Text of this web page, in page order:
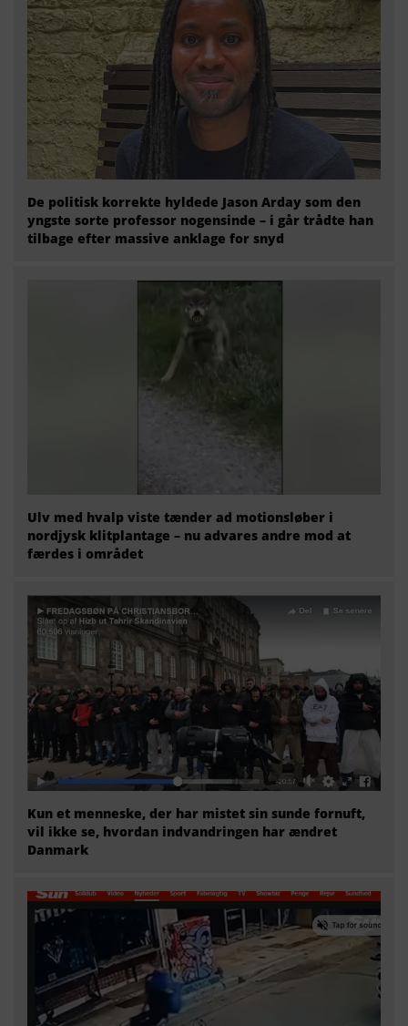
De politisk korrekte hyldede Jason Arday som den
yngste sorte professor nogensinde – i går trådte han
tilbage efter massive anklage for snyd
Ulv med hvalp viste tænder ad motionsløber i
nordjysk klitplantage – nu advares andre mod at
færdes i området
Kun et menneske, der har mistet sin sunde fornuft,
vil ikke se, hvordan indvandringen har ændret
Danmark